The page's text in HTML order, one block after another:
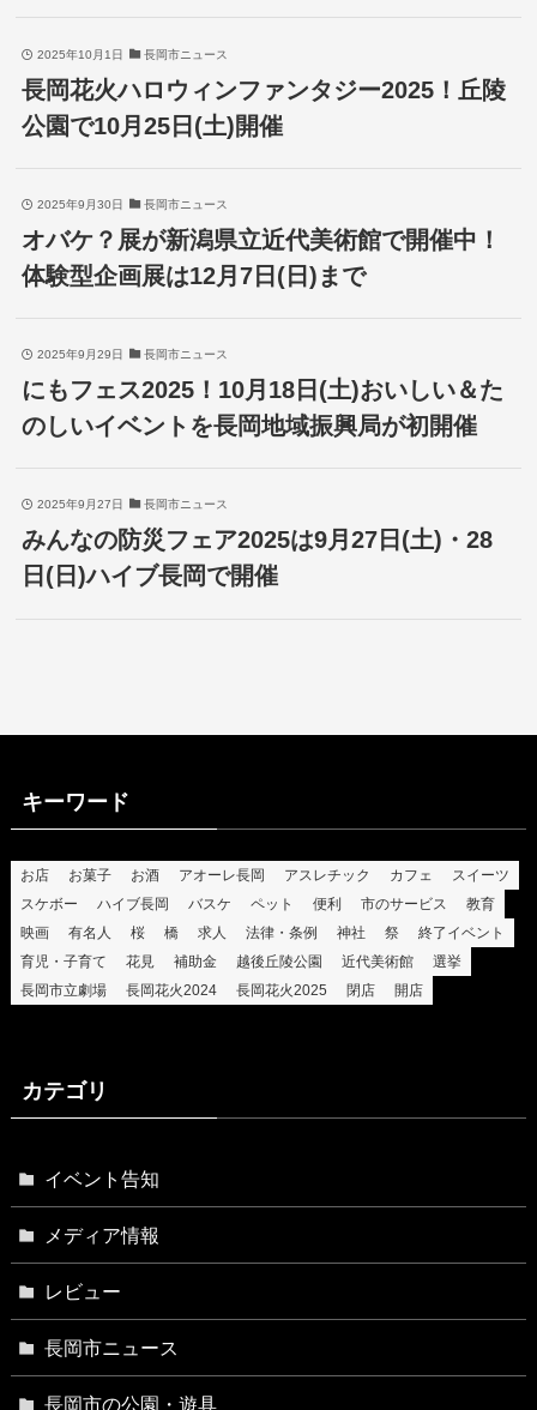
2025年10月1日 長岡市ニュース
長岡花火ハロウィンファンタジー2025！丘陵
公園で10月25日(土)開催
2025年9月30日 長岡市ニュース
オバケ？展が新潟県立近代美術館で開催中！
体験型企画展は12月7日(日)まで
2025年9月29日 長岡市ニュース
にもフェス2025！10月18日(土)おいしい＆た
のしいイベントを長岡地域振興局が初開催
2025年9月27日 長岡市ニュース
みんなの防災フェア2025は9月27日(土)・28
日(日)ハイブ長岡で開催
キーワード
お店 お菓子 お酒 アオーレ長岡 アスレチック カフェ
スイーツ
スケボー
ハイブ長岡 バスケ ペット 便利 市のサービス
教育
映画
有名人 桜 橋 求人 法律・条例 神社 祭
終了イベント
育児・子育て
花見 補助金 越後丘陵公園 近代美術館
選挙
長岡市立劇場
長岡花火2024 長岡花火2025 閉店 開店
カテゴリ
イベント告知
メディア情報
レビュー
長岡市ニュース
長岡市の公園・遊具